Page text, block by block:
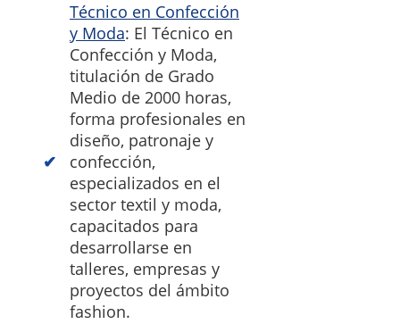
Técnico en Confección
y Moda: El Técnico en
Confección y Moda,
titulación de Grado
Medio de 2000 horas,
forma profesionales en
diseño, patronaje y
confección,
especializados en el
sector textil y moda,
capacitados para
desarrollarse en
talleres, empresas y
proyectos del ámbito
fashion.